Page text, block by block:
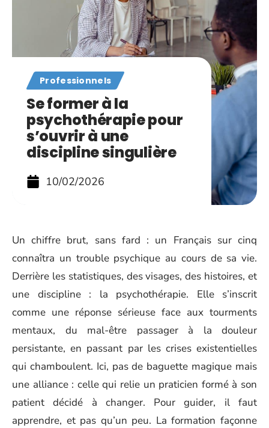
Professionnels
Se former à la
psychothérapie pour
s’ouvrir à une
discipline singulière
10/02/2026
Un chiffre brut, sans fard : un Français sur cinq
connaîtra un trouble psychique au cours de sa vie.
Derrière les statistiques, des visages, des histoires, et
une discipline : la psychothérapie. Elle s’inscrit
comme une réponse sérieuse face aux tourments
mentaux, du mal-être passager à la douleur
persistante, en passant par les crises existentielles
qui chamboulent. Ici, pas de baguette magique mais
une alliance : celle qui relie un praticien formé à son
patient décidé à changer. Pour guider, il faut
apprendre, et pas qu’un peu. La formation façonne